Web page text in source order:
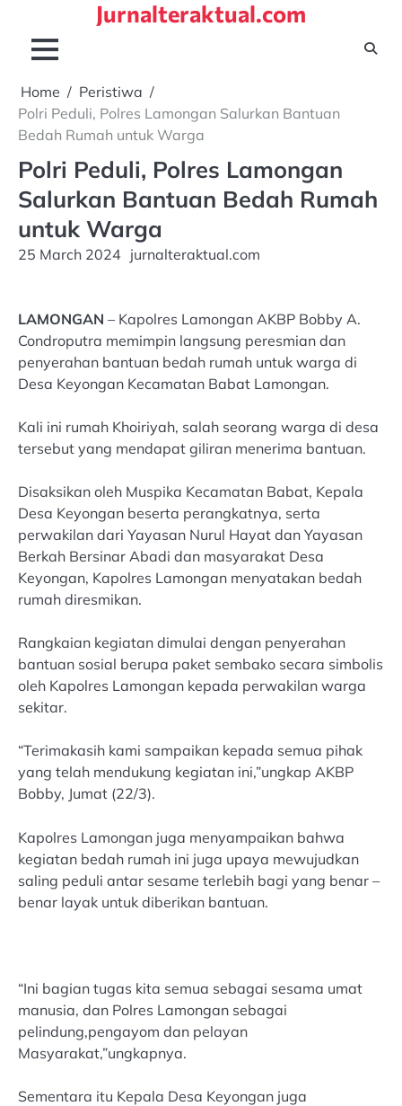
content
Jurnalteraktual.com
Home
Peristiwa
Polri Peduli, Polres Lamongan Salurkan Bantuan
Bedah Rumah untuk Warga
Polri Peduli, Polres Lamongan
Salurkan Bantuan Bedah Rumah
untuk Warga
25 March 2024 jurnalteraktual.com
LAMONGAN – Kapolres Lamongan AKBP Bobby A.
Condroputra memimpin langsung peresmian dan
penyerahan bantuan bedah rumah untuk warga di
Desa Keyongan Kecamatan Babat Lamongan.
Kali ini rumah Khoiriyah, salah seorang warga di desa
tersebut yang mendapat giliran menerima bantuan.
Disaksikan oleh Muspika Kecamatan Babat, Kepala
Desa Keyongan beserta perangkatnya, serta
perwakilan dari Yayasan Nurul Hayat dan Yayasan
Berkah Bersinar Abadi dan masyarakat Desa
Keyongan, Kapolres Lamongan menyatakan bedah
rumah diresmikan.
Rangkaian kegiatan dimulai dengan penyerahan
bantuan sosial berupa paket sembako secara simbolis
oleh Kapolres Lamongan kepada perwakilan warga
sekitar.
“Terimakasih kami sampaikan kepada semua pihak
yang telah mendukung kegiatan ini,”ungkap AKBP
Bobby, Jumat (22/3).
Kapolres Lamongan juga menyampaikan bahwa
kegiatan bedah rumah ini juga upaya mewujudkan
saling peduli antar sesame terlebih bagi yang benar –
benar layak untuk diberikan bantuan.
“Ini bagian tugas kita semua sebagai sesama umat
manusia, dan Polres Lamongan sebagai
pelindung,pengayom dan pelayan
Masyarakat,”ungkapnya.
Sementara itu Kepala Desa Keyongan juga